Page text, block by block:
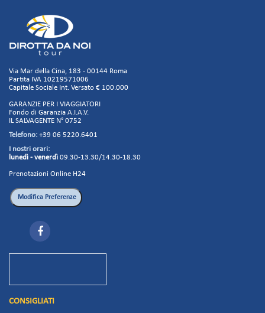
Via Mar della Cina, 183 - 00144 Roma
Partita IVA 10219571006
Capitale Sociale Int. Versato € 100.000
GARANZIE PER I VIAGGIATORI
Fondo di Garanzia A.I.A.V.
IL SALVAGENTE N° 0752
Telefono: +39 06 5220.6401
I nostri orari:
lunedì - venerdì 09.30-13.30/14.30-18.30
Prenotazioni Online H24
CONSIGLIATI